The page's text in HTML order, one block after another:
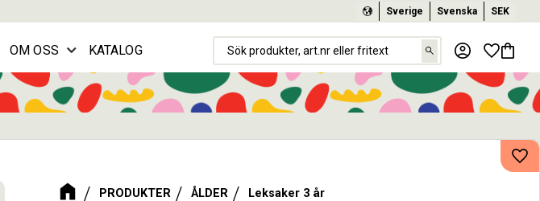
Sverige Svenska SEK
OM OSS KATALOG
PRODUKTER ÅLDER Leksaker 3 år